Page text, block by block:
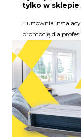
tylko w
Hurtownia
promocję dla